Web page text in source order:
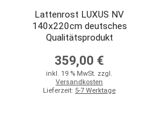
Lattenrost LUXUS NV
140x220cm deutsches
Qualitätsprodukt
359,00 €
inkl. 19 % MwSt. zzgl.
Versandkosten
Lieferzeit: 5-7 Werktage